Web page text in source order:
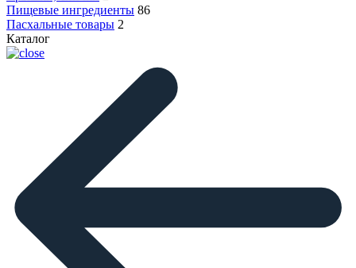
Пищевые ингредиенты 86
Пасхальные товары 2
Каталог